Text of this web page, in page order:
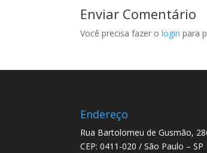
Enviar Comentário
Você precisa fazer ologin para
Endereço
Rua Bartolomeu de Gusmão,
CEP: 0411-020 / São Paulo – SP